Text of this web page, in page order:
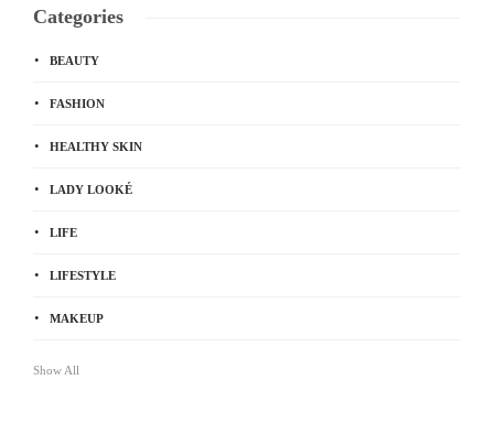
Categories
BEAUTY
FASHION
HEALTHY SKIN
LADY LOOKÉ
LIFE
LIFESTYLE
MAKEUP
Show All